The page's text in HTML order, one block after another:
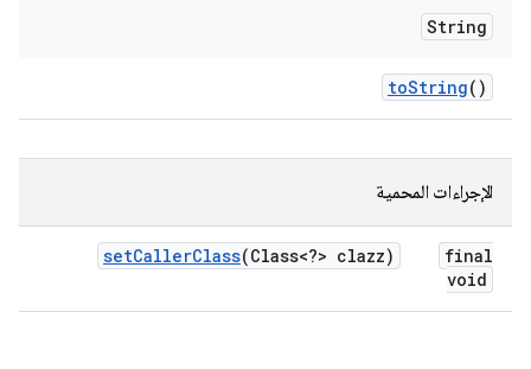
String
toString()
الإجراءات المحمية
final
void
setCallerClass(Class<?> clazz)